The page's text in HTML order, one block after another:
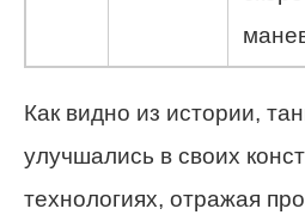
Как видно из истории,
улучшались в своих
технологиях, отражая